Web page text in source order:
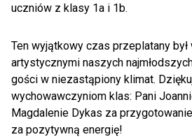
uczniów z klasy 1a i 1b.
Ten wyjątkowy czas przeplatany
artystycznymi naszych
gości w niezastąpiony klimat.
wychowawczyniom klas: Pani
Magdalenie Dykas za
za pozytywną energię!